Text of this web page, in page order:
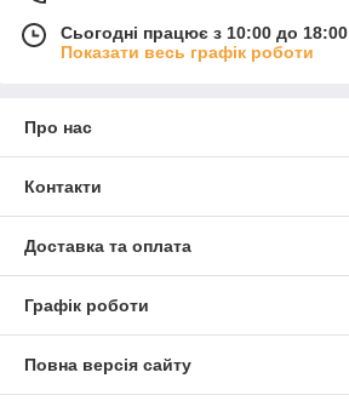
Сьогодні працює з 10:00 до 18:00
Показати весь графік роботи
Про нас
Контакти
Доставка та оплата
Графік роботи
Повна версія сайту